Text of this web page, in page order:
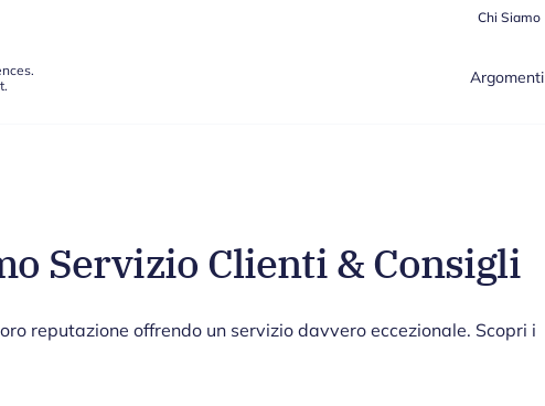
Chi Siamo
Argomenti
Servizio Clienti & Consigli
reputazione offrendo un servizio davvero eccezionale. Scopri i